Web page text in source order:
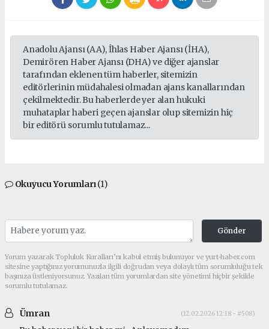
Anadolu Ajansı (AA), İhlas Haber Ajansı (İHA),
Demirören Haber Ajansı (DHA) ve diğer ajanslar
tarafından eklenen tüm haberler, sitemizin
editörlerinin müdahalesi olmadan ajans kanallarından
çekilmektedir. Bu haberlerde yer alan hukuki
muhataplar haberi geçen ajanslar olup sitemizin hiç
bir editörü sorumlu tutulamaz...
Okuyucu Yorumları(1)
Gönder
Yorum yazarak Topluluk Kuralları’nı kabul etmiş bulunuyor ve yurt-haber.com
sitesine yaptığınız yorumunuzla ilgili doğrudan veya dolaylı tüm sorumluluğu tek
başınıza üstleniyorsunuz. Yazılan tüm yorumlardan site yönetimi hiçbir şekilde
sorumlu tutulamaz.
Ümran (12.02.2026 12:18 - #508)